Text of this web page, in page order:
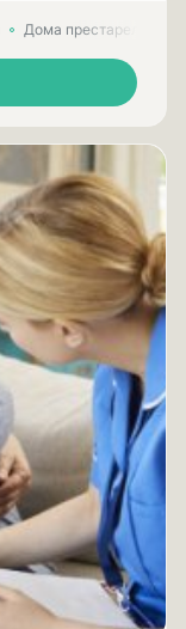
Дома престарелых